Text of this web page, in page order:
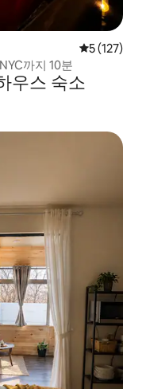
평점 5점(5
5 (127)
까지 10분
우스 숙소